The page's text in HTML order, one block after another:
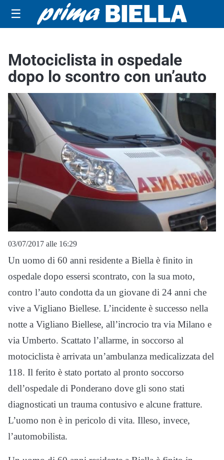
☰
Motociclista in ospedale
dopo lo scontro con un’auto
03/07/2017 alle 16:29
Un uomo di 60 anni residente a Biella è finito in
ospedale dopo essersi scontrato, con la sua moto,
contro l’auto condotta da un giovane di 24 anni che
vive a Vigliano Biellese. L’incidente è successo nella
notte a Vigliano Biellese, all’incrocio tra via Milano e
via Umberto. Scattato l’allarme, in soccorso al
motociclista è arrivata un’ambulanza medicalizzata del
118. Il ferito è stato portato al pronto soccorso
dell’ospedale di Ponderano dove gli sono stati
diagnosticati un trauma contusivo e alcune fratture.
L’uomo non è in pericolo di vita. Illeso, invece,
l’automobilista.